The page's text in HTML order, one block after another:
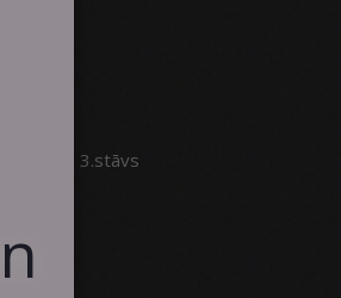
Rīga, 3.stāvs